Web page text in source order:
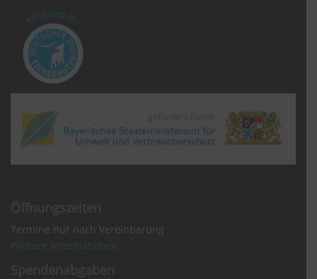
Öffnungszeiten
Termine nur nach Vereinbarung
Weitere Informationen
Spendenabgaben